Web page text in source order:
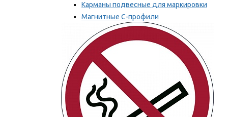
Карманы подвесные для маркировки
Магнитные С-профили
Напольная маркировка
Мы рекомендуем